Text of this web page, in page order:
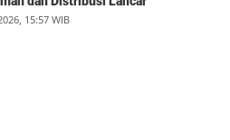
15:57 WIB